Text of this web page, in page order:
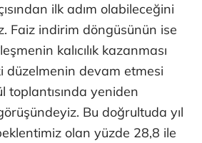
ilk adım olabileceğini
Faiz indirim döngüsünün ise
kalıcılık kazanması
düzelmenin devam etmesi
toplantısında yeniden
Bu doğrultuda yıl
olan yüzde 28,8 ile